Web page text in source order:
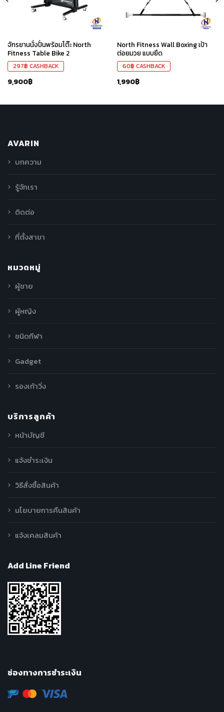
จักรยานนั่งปั่นพร้อมโต๊ะ North
Fitness Table Bike 2
297฿ CASHBACK
9,900฿
North Fitness Wall Boxing เป้า
ต่อยมวย แบบยึด
60฿ CASHBACK
1,990฿
AVARIN
บทความ
รู้จักเรา
ติดต่อ
ที่ตั้งสาขา
หมวดหมู่
ผู้ชาย
ผู้หญิง
ชนิดกีฬา
Gadget
รองเท้าวิ่ง
บริการลูกค้า
หน้าบัญชี
แจ้งชำระเงิน
วิธีสั่งซื้อสินค้า
นโยบายการคืนสินค้า
แจ้งเคลมสินค้า
Add Line Friend
ช่องทางการชำระเงิน